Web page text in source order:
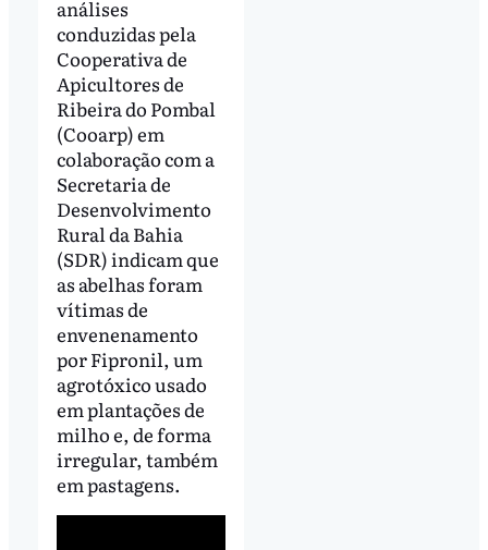
análises
conduzidas pela
Cooperativa de
Apicultores de
Ribeira do Pombal
(Cooarp) em
colaboração com a
Secretaria de
Desenvolvimento
Rural da Bahia
(SDR) indicam que
as abelhas foram
vítimas de
envenenamento
por Fipronil, um
agrotóxico usado
em plantações de
milho e, de forma
irregular, também
em pastagens.